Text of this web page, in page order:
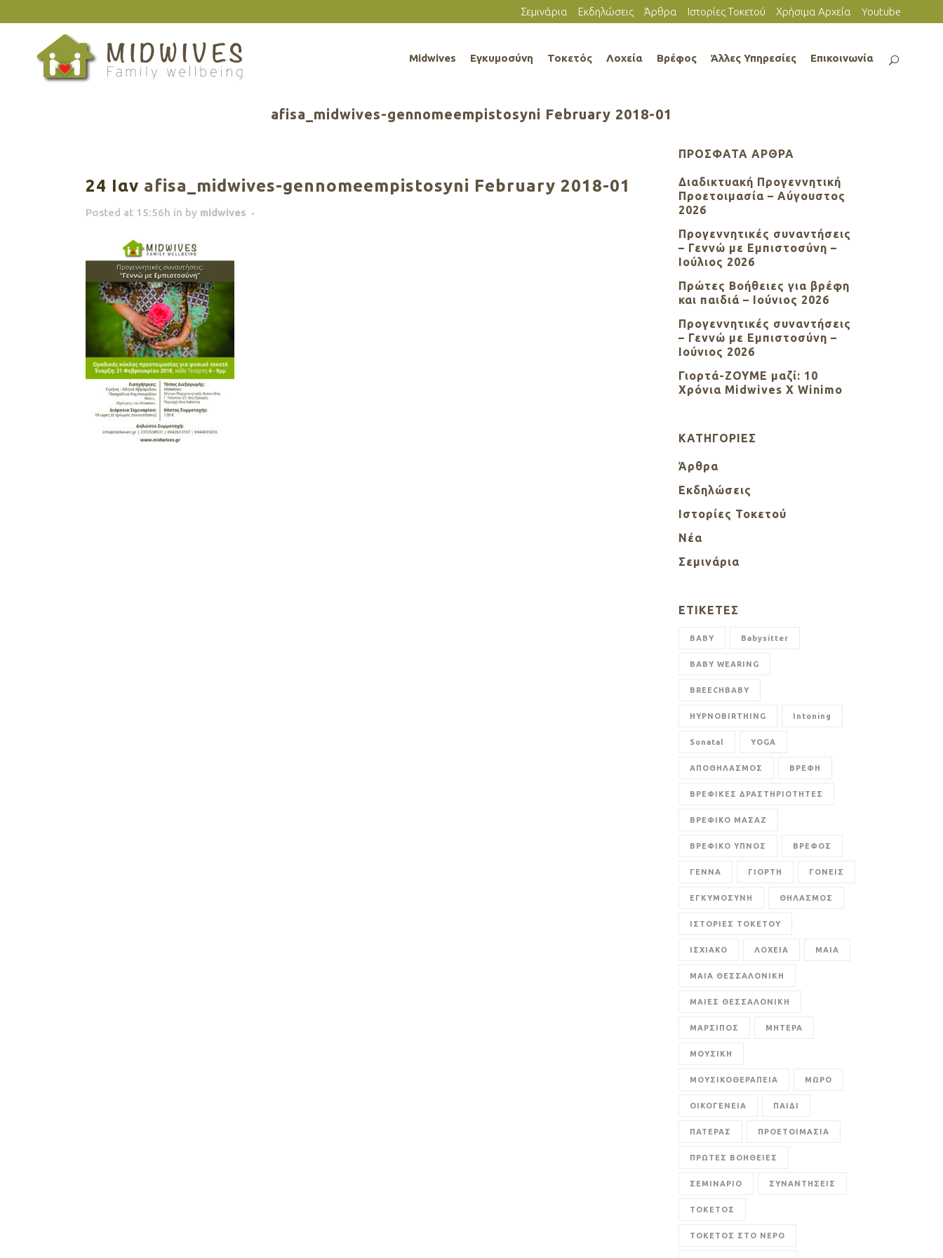
Σεμινάρια Εκδηλώσεις Άρθρα Ιστορίες Τοκετού Χρήσιμα Αρχεία Youtube
Midwives Εγκυμοσύνη Τοκετός Λοχεία Βρέφος Άλλες Υπηρεσίες Επικοινωνία
afisa_midwives-gennomeempistosyni February 2018-01
24 Ιαν afisa_midwives-gennomeempistosyni February 2018-01
Posted at 15:56h in by midwives
ΠΡΌΣΦΑΤΑ ΆΡΘΡΑ
Διαδικτυακή Προγεννητική
Προετοιμασία – Αύγουστος
2026
Προγεννητικές συναντήσεις
– Γεννώ με Εμπιστοσύνη –
Ιούλιος 2026
Πρώτες Βοήθειες για βρέφη
και παιδιά – Ιούνιος 2026
Προγεννητικές συναντήσεις
– Γεννώ με Εμπιστοσύνη –
Ιούνιος 2026
Γιορτά-ΖΟΥΜΕ μαζί: 10
Χρόνια Midwives X Winimo
KΑΤΗΓΟΡΊΕΣ
Άρθρα
Εκδηλώσεις
Ιστορίες Τοκετού
Νέα
Σεμινάρια
ΕΤΙΚΈΤΕΣ
BABY Babysitter
BABY WEARING
BREECHBABY
HYPNOBIRTHING Intoning
Sonatal YOGA
ΑΠΟΘΗΛΑΣΜΟΣ ΒΡΕΦΗ
ΒΡΕΦΙΚΕΣ ΔΡΑΣΤΗΡΙΟΤΗΤΕΣ
ΒΡΕΦΙΚΟ ΜΑΣΑΖ
ΒΡΕΦΙΚΟ ΥΠΝΟΣ ΒΡΕΦΟΣ
ΓΕΝΝΑ ΓΙΟΡΤΗ ΓΟΝΕΙΣ
ΕΓΚΥΜΟΣΥΝΗ ΘΗΛΑΣΜΟΣ
ΙΣΤΟΡΙΕΣ ΤΟΚΕΤΟΥ
ΙΣΧΙΑΚΟ ΛΟΧΕΙΑ ΜΑΙΑ
ΜΑΙΑ ΘΕΣΣΑΛΟΝΙΚΗ
ΜΑΙΕΣ ΘΕΣΣΑΛΟΝΙΚΗ
ΜΑΡΣΙΠΟΣ ΜΗΤΕΡΑ
ΜΟΥΣΙΚΗ
ΜΟΥΣΙΚΟΘΕΡΑΠΕΙΑ ΜΩΡΟ
ΟΙΚΟΓΕΝΕΙΑ ΠΑΙΔΙ
ΠΑΤΕΡΑΣ ΠΡΟΕΤΟΙΜΑΣΙΑ
ΠΡΩΤΕΣ ΒΟΗΘΕΙΕΣ
ΣΕΜΙΝΑΡΙΟ ΣΥΝΑΝΤΗΣΕΙΣ
ΤΟΚΕΤΟΣ
ΤΟΚΕΤΟΣ ΣΤΟ ΝΕΡΟ